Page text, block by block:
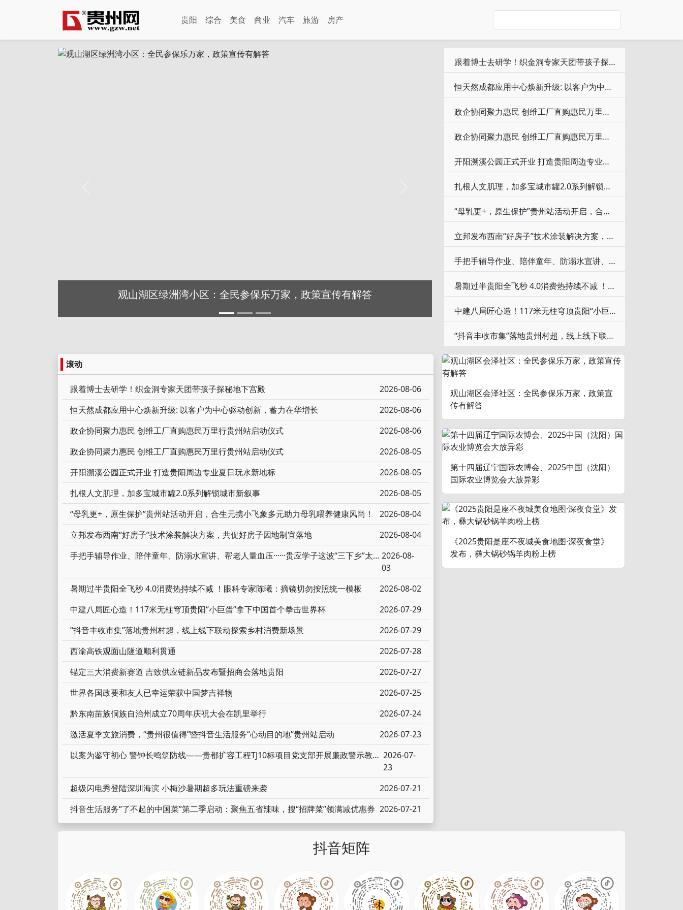
贵阳 综合 美食 商业 汽车 旅游 房产
观山湖区绿洲湾小区：全民参保乐万家，政策宣传有解答
跟着博士去研学！织金洞专家天团带孩子探秘地下宫殿
恒天然成都应用中心焕新升级: 以客户为中心驱动创新，蓄力在华增长
政企协同聚力惠民 创维工厂直购惠民万里行贵州站启动仪式
政企协同聚力惠民 创维工厂直购惠民万里行贵州站启动仪式
开阳溯溪公园正式开业 打造贵阳周边专业夏日玩水新地标
扎根人文肌理，加多宝城市罐2.0系列解锁城市新叙事
“母乳更+，原生保护”贵州站活动开启，合生元携小飞象多元助力母乳喂养健康风尚！
立邦发布西南“好房子”技术涂装解决方案，共促好房子因地制宜落地
手把手辅导作业、陪伴童年、防溺水宣讲、帮老人量血压······贵应学子这波“三下乡”太赞了！
暑期过半贵阳全飞秒 4.0消费热持续不减 ！眼科专家陈曦：摘镜切勿按照统一模板
中建八局匠心造！117米无柱穹顶贵阳“小巨蛋”拿下中国首个拳击世界杯
“抖音丰收市集”落地贵州村超，线上线下联动探索乡村消费新场景
滚动
跟着博士去研学！织金洞专家天团带孩子探秘地下宫殿
2026-08-06
恒天然成都应用中心焕新升级: 以客户为中心驱动创新，蓄力在华增长
2026-08-06
政企协同聚力惠民 创维工厂直购惠民万里行贵州站启动仪式
2026-08-06
政企协同聚力惠民 创维工厂直购惠民万里行贵州站启动仪式
2026-08-05
开阳溯溪公园正式开业 打造贵阳周边专业夏日玩水新地标
2026-08-05
扎根人文肌理，加多宝城市罐2.0系列解锁城市新叙事
2026-08-05
“母乳更+，原生保护”贵州站活动开启，合生元携小飞象多元助力母乳喂养健康风尚！
2026-08-04
立邦发布西南“好房子”技术涂装解决方案，共促好房子因地制宜落地
2026-08-04
手把手辅导作业、陪伴童年、防溺水宣讲、帮老人量血压······贵应学子这波“三下乡”太赞了！ 2026-08-
03
暑期过半贵阳全飞秒 4.0消费热持续不减 ！眼科专家陈曦：摘镜切勿按照统一模板
2026-08-02
中建八局匠心造！117米无柱穹顶贵阳“小巨蛋”拿下中国首个拳击世界杯
2026-07-29
“抖音丰收市集”落地贵州村超，线上线下联动探索乡村消费新场景
2026-07-29
西渝高铁观面山隧道顺利贯通
2026-07-28
锚定三大消费新赛道 吉致供应链新品发布暨招商会落地贵阳
2026-07-27
世界各国政要和友人已幸运荣获中国梦吉祥物
2026-07-25
黔东南苗族侗族自治州成立70周年庆祝大会在凯里举行
2026-07-24
激活夏季文旅消费，“贵州很值得”暨抖音生活服务“心动目的地”贵州站启动
2026-07-23
以案为鉴守初心 警钟长鸣筑防线——贵都扩容工程TJ10标项目党支部开展廉政警示教育联建活动 2026-07-
23
超级闪电秀登陆深圳海滨 小梅沙暑期超多玩法重磅来袭
2026-07-21
抖音生活服务“了不起的中国菜”第二季启动：聚焦五省辣味，搜“招牌菜”领满减优惠券 2026-07-21
观山湖区会泽社区：全民参保乐万家，政策宣
传有解答
第十四届辽宁国际农博会、2025中国（沈阳）
国际农业博览会大放异彩
《2025贵阳是座不夜城美食地图·深夜食堂》
发布，彝大锅砂锅羊肉粉上榜
抖音矩阵